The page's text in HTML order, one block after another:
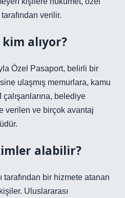
verilir.
alıyor?
Özel Pasaport, belirli bir
ulaşmış memurlara, kamu
çalışanlarına, belediye
verilen ve birçok avantaj
alabilir?
tarafından bir hizmete atanan
Uluslararası